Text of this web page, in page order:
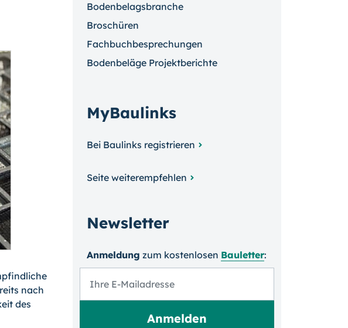
nach
des
Bodenbelagsbranche
Broschüren
Fachbuchbesprechungen
Bodenbeläge Projektberichte
MyBaulinks
Bei Baulinks registrieren
Seite weiterempfehlen
Newsletter
Anmeldung zum kosten­losen Bauletter: